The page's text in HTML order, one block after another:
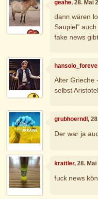
geahe, 28. Mai
dann wären
Saupiel"
fake news
Alter Grieche
selbst
grubhoerndl,
Der war ja
krattler, 28.
fuck news